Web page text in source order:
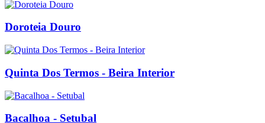
Doroteia Douro
Quinta Dos Termos - Beira Interior
Bacalhoa - Setubal